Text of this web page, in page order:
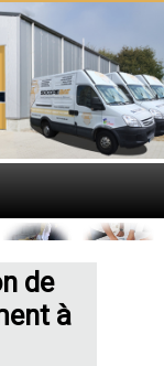
de
à